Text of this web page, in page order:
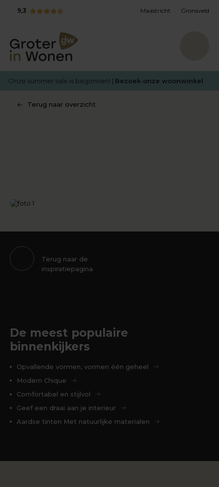
9,3 Maastricht Gronsveld
Onze summer sale is begonnen! | Bezoek onze woonwinkel
Terug naar overzicht
Terug naar de
inspiratiepagina
De meest populaire
binnenkijkers
Opvallende vormen, vormen één geheel
Modern Chique
Comfortabel en stijlvol
Geef een draai aan je interieur
Aardse tinten Met natuurlijke materialen